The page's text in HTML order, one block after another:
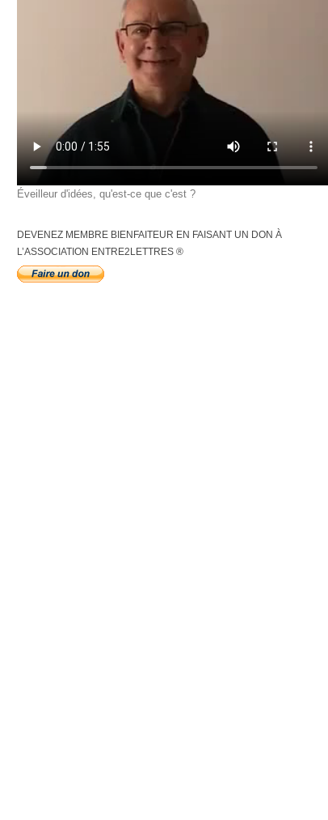
Éveilleur d'idées, qu'est-ce que c'est ?
DEVENEZ MEMBRE BIENFAITEUR EN FAISANT UN DON À
L’ASSOCIATION ENTRE2LETTRES ®